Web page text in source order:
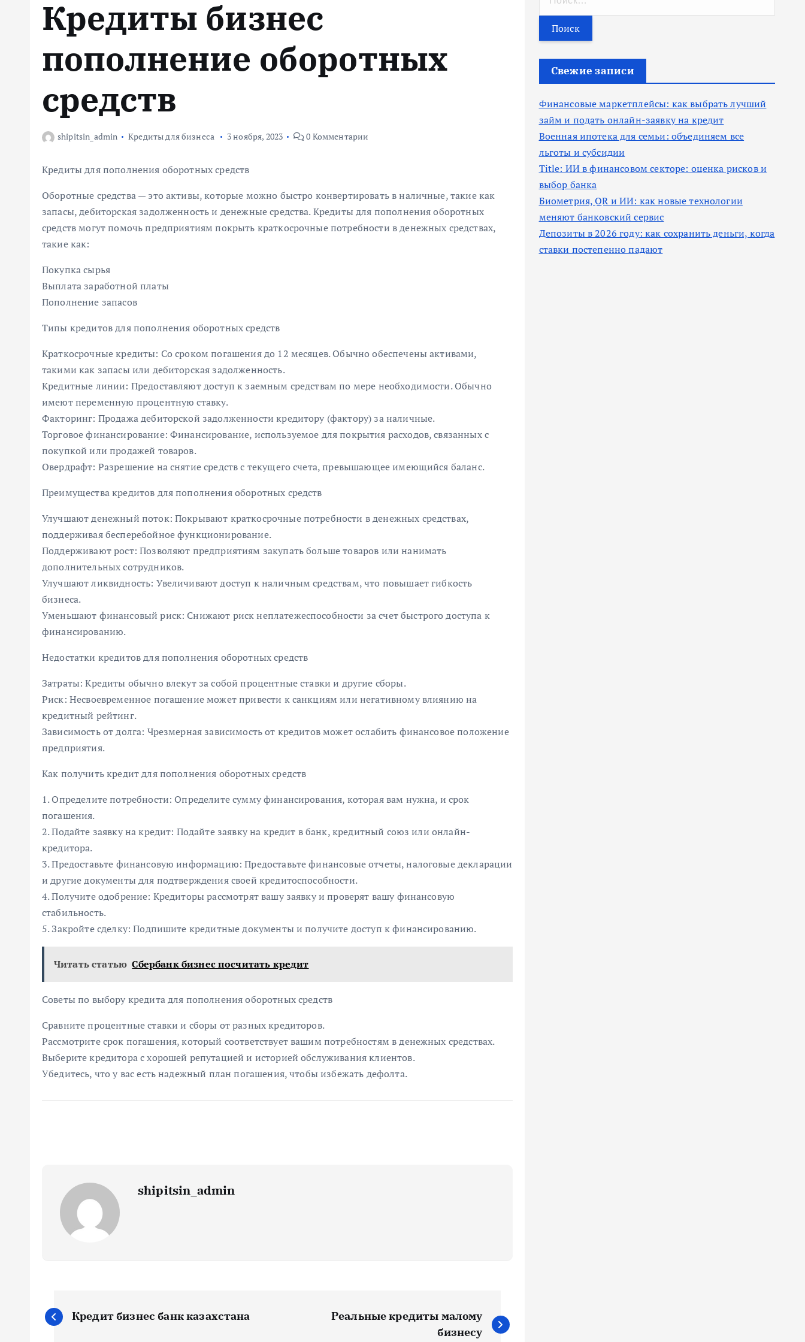
Кредиты бизнес
пополнение оборотных
средств
shipitsin_admin Кредиты для бизнеса 3 ноября, 2023 0 Комментарии
Кредиты для пополнения оборотных средств
Оборотные средства — это активы, которые можно быстро конвертировать в наличные, такие как
запасы, дебиторская задолженность и денежные средства. Кредиты для пополнения оборотных
средств могут помочь предприятиям покрыть краткосрочные потребности в денежных средствах,
такие как:
Покупка сырья
Выплата заработной платы
Пополнение запасов
Типы кредитов для пополнения оборотных средств
Краткосрочные кредиты: Со сроком погашения до 12 месяцев. Обычно обеспечены активами,
такими как запасы или дебиторская задолженность.
Кредитные линии: Предоставляют доступ к заемным средствам по мере необходимости. Обычно
имеют переменную процентную ставку.
Факторинг: Продажа дебиторской задолженности кредитору (фактору) за наличные.
Торговое финансирование: Финансирование, используемое для покрытия расходов, связанных с
покупкой или продажей товаров.
Овердрафт: Разрешение на снятие средств с текущего счета, превышающее имеющийся баланс.
Преимущества кредитов для пополнения оборотных средств
Улучшают денежный поток: Покрывают краткосрочные потребности в денежных средствах,
поддерживая бесперебойное функционирование.
Поддерживают рост: Позволяют предприятиям закупать больше товаров или нанимать
дополнительных сотрудников.
Улучшают ликвидность: Увеличивают доступ к наличным средствам, что повышает гибкость
бизнеса.
Уменьшают финансовый риск: Снижают риск неплатежеспособности за счет быстрого доступа к
финансированию.
Недостатки кредитов для пополнения оборотных средств
Затраты: Кредиты обычно влекут за собой процентные ставки и другие сборы.
Риск: Несвоевременное погашение может привести к санкциям или негативному влиянию на
кредитный рейтинг.
Зависимость от долга: Чрезмерная зависимость от кредитов может ослабить финансовое положение
предприятия.
Как получить кредит для пополнения оборотных средств
1. Определите потребности: Определите сумму финансирования, которая вам нужна, и срок
погашения.
2. Подайте заявку на кредит: Подайте заявку на кредит в банк, кредитный союз или онлайн-
кредитора.
3. Предоставьте финансовую информацию: Предоставьте финансовые отчеты, налоговые декларации
и другие документы для подтверждения своей кредитоспособности.
4. Получите одобрение: Кредиторы рассмотрят вашу заявку и проверят вашу финансовую
стабильность.
5. Закройте сделку: Подпишите кредитные документы и получите доступ к финансированию.
Читать статью Сбербанк бизнес посчитать кредит
Советы по выбору кредита для пополнения оборотных средств
Сравните процентные ставки и сборы от разных кредиторов.
Рассмотрите срок погашения, который соответствует вашим потребностям в денежных средствах.
Выберите кредитора с хорошей репутацией и историей обслуживания клиентов.
Убедитесь, что у вас есть надежный план погашения, чтобы избежать дефолта.
shipitsin_admin
Н
Кредит бизнес банк казахстана
Реальные кредиты малому
бизнесу
т
и
Свежие записи
Финансовые маркетплейсы: как выбрать лучший
займ и подать онлайн-заявку на кредит
Военная ипотека для семьи: объединяем все
льготы и субсидии
Title: ИИ в финансовом секторе: оценка рисков и
выбор банка
Биометрия, QR и ИИ: как новые технологии
меняют банковский сервис
Депозиты в 2026 году: как сохранить деньги, когда
ставки постепенно падают